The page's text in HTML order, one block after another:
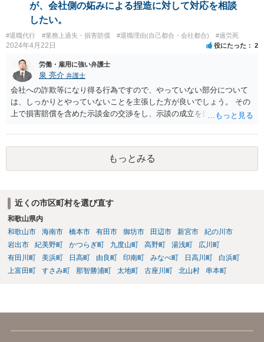
が、会社側の妬みによる捏造に対して対応を相談
したい。
#退職代行 #業務上過失・損害賠償 #退職理由(自己都合・会社都合) #過労死
2024年4月22日 役にたった 2
労働・雇用に強い弁護士
泉 亮介 弁護士
会社への詐欺等になり得る行為ですので、やっていない部分について
は、しっかりとやっていないことを主張した方が良いでしょう。 その
上で損害賠償を含めた示談金の交渉をし、示談の成立を目指す必要が
もっとみる
近くの市区町村を選び直す
和歌山県内
和歌山市
海南市 橋本市 有田市 御坊市 田辺市 新宮市
紀の川市
岩出市
紀美野町 かつらぎ町 九度山町 高野町 湯浅町
広川町
有田川町
美浜町 日高町 由良町 印南町 みなべ町 日高川町
白浜町
上富田町
すさみ町 那智勝浦町 太地町 古座川町 北山村 串本町